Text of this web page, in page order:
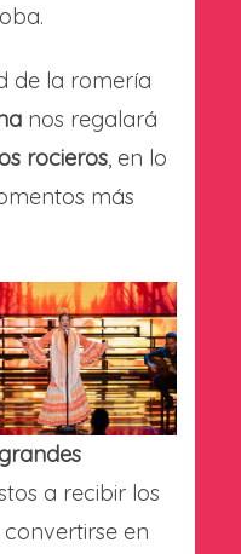
de la romería
nos regalará
rocieros, en lo
más
a recibir los
convertirse en